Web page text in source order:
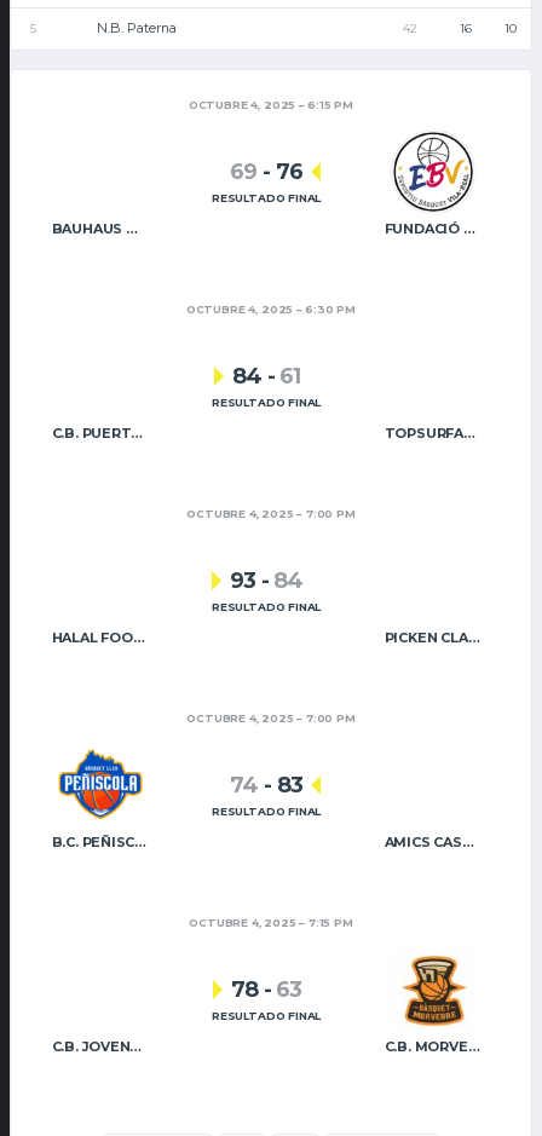
5 N.B. Paterna 42 16 10
OCTUBRE 4, 2025 6:15 PM
BAUHAUS GODELLA FUNDACIÓ CAIXA RURAL VILA-REAL
69 - 76
RESULTADO FINAL
OCTUBRE 4, 2025 6:30 PM
C.B. PUERTO SAGUNTO TOPSURFACE NB PATERNA
84 - 61
RESULTADO FINAL
OCTUBRE 4, 2025 7:00 PM
HALAL FOOD QUALITY UIXÓ BÀSQUET PICKEN CLARET
93 - 84
RESULTADO FINAL
OCTUBRE 4, 2025 7:00 PM
B.C. PEÑISCOLA AMICS CASTELLÓ B
74 - 83
RESULTADO FINAL
OCTUBRE 4, 2025 7:15 PM
C.B. JOVENS ALMÀSSERA C.B. MORVEDRE
78 - 63
RESULTADO FINAL